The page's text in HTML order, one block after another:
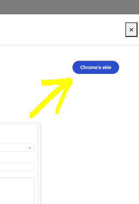
Gizlilik Politikası
Güncel Kurlar
Kur
Dolar
×